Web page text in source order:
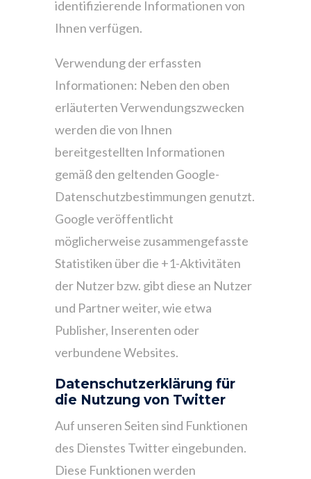
identifizierende Informationen von
Ihnen verfügen.
Verwendung der erfassten
Informationen: Neben den oben
erläuterten Verwendungszwecken
werden die von Ihnen
bereitgestellten Informationen
gemäß den geltenden Google-
Datenschutzbestimmungen genutzt.
Google veröffentlicht
möglicherweise zusammengefasste
Statistiken über die +1-Aktivitäten
der Nutzer bzw. gibt diese an Nutzer
und Partner weiter, wie etwa
Publisher, Inserenten oder
verbundene Websites.
Datenschutzerklärung für
die Nutzung von Twitter
Auf unseren Seiten sind Funktionen
des Dienstes Twitter eingebunden.
Diese Funktionen werden